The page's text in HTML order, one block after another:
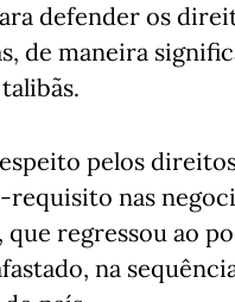
defender os
de maneira
pelos
nas
regressou ao
na